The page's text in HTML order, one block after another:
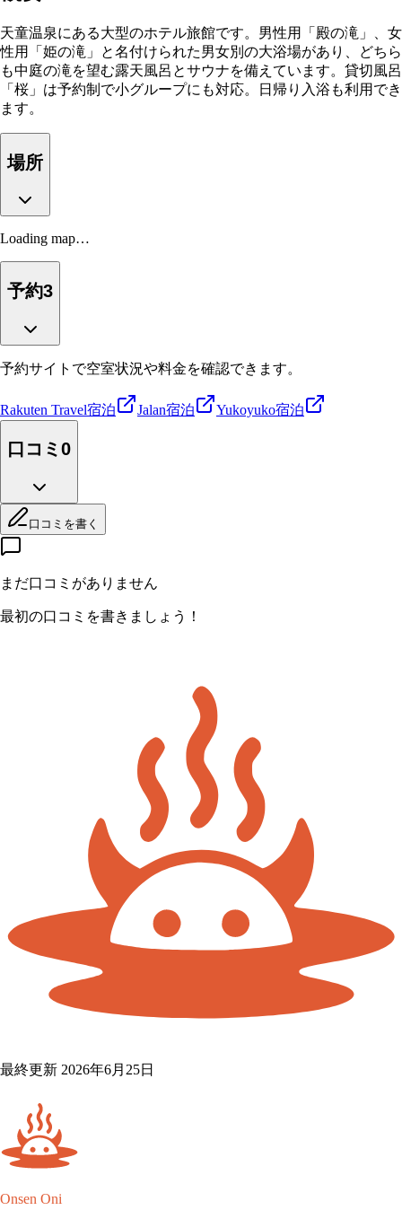
天童温泉にある大型のホテル旅館です。男性用「殿の滝」、女
性用「姫の滝」と名付けられた男女別の大浴場があり、どちら
も中庭の滝を望む露天風呂とサウナを備えています。貸切風呂
「桜」は予約制で小グループにも対応。日帰り入浴も利用でき
ます。
場所
Loading map…
予約3
予約サイトで空室状況や料金を確認できます。
Rakuten Travel宿泊 Jalan宿泊 Yukoyuko宿泊
口コミ 0
口コミを書く
まだ口コミがありません
最初の口コミを書きましょう！
最終更新 2026年6月25日
Onsen Oni